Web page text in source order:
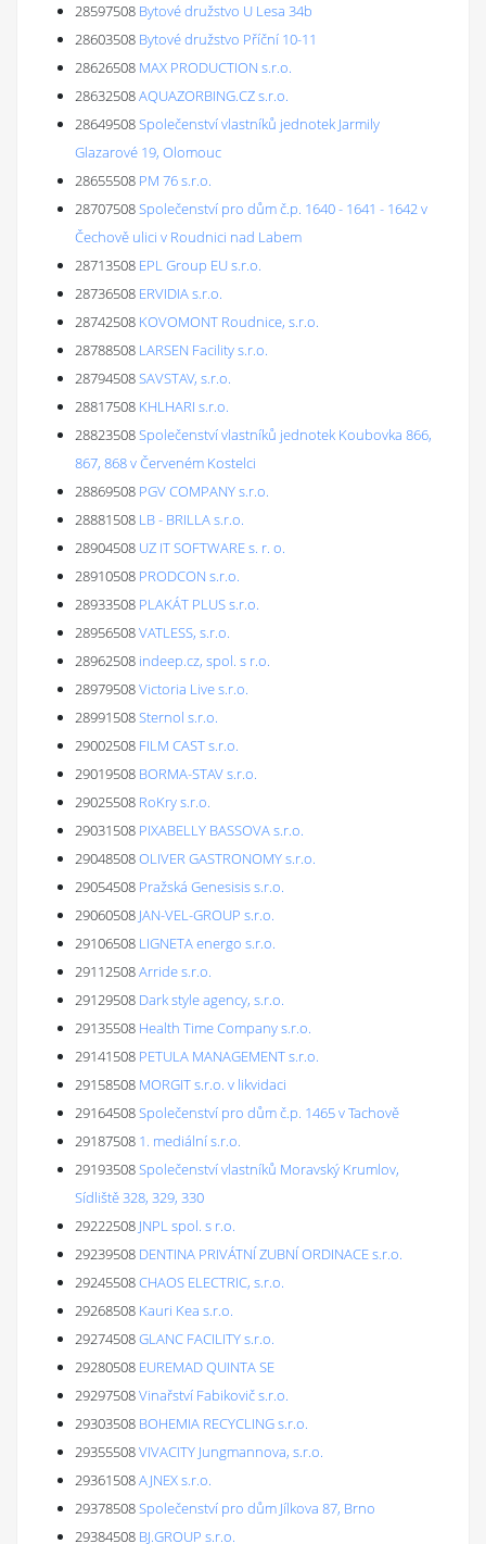
28597508 Bytové družstvo U Lesa 34b
28603508 Bytové družstvo Příční 10-11
28626508 MAX PRODUCTION s.r.o.
28632508AQUAZORBING.CZ s.r.o.
28649508Společenství vlastníků jednotek Jarmily
Glazarové 19, Olomouc
28655508 PM 76 s.r.o.
28707508Společenství pro dům č.p. 1640 - 1641 - 1642 v
Čechově ulici v Roudnici nad Labem
28713508 EPL Group EU s.r.o.
28736508 ERVIDIA s.r.o.
28742508 KOVOMONT Roudnice, s.r.o.
28788508 LARSEN Facility s.r.o.
28794508SAVSTAV, s.r.o.
28817508 KHLHARI s.r.o.
28823508Společenství vlastníků jednotek Koubovka 866,
867, 868 v Červeném Kostelci
28869508 PGV COMPANY s.r.o.
28881508 LB - BRILLA s.r.o.
28904508 UZ IT SOFTWARE s. r. o.
28910508 PRODCON s.r.o.
28933508 PLAKÁT PLUS s.r.o.
28956508VATLESS, s.r.o.
28962508 indeep.cz, spol. s r.o.
28979508Victoria Live s.r.o.
28991508Sternol s.r.o.
29002508 FILM CAST s.r.o.
29019508 BORMA-STAV s.r.o.
29025508 RoKry s.r.o.
29031508 PIXABELLY BASSOVA s.r.o.
29048508OLIVER GASTRONOMY s.r.o.
29054508 Pražská Genesisis s.r.o.
29060508 JAN-VEL-GROUP s.r.o.
29106508 LIGNETA energo s.r.o.
29112508Arride s.r.o.
29129508 Dark style agency, s.r.o.
29135508 Health Time Company s.r.o.
29141508 PETULA MANAGEMENT s.r.o.
29158508 MORGIT s.r.o. v likvidaci
29164508Společenství pro dům č.p. 1465 v Tachově
29187508 1. mediální s.r.o.
29193508Společenství vlastníků Moravský Krumlov,
Sídliště 328, 329, 330
29222508 JNPL spol. s r.o.
29239508 DENTINA PRIVÁTNÍ ZUBNÍ ORDINACE s.r.o.
29245508CHAOS ELECTRIC, s.r.o.
29268508 Kauri Kea s.r.o.
29274508GLANC FACILITY s.r.o.
29280508 EUREMAD QUINTA SE
29297508Vinařství Fabikovič s.r.o.
29303508 BOHEMIA RECYCLING s.r.o.
29355508VIVACITY Jungmannova, s.r.o.
29361508AJNEX s.r.o.
29378508Společenství pro dům Jílkova 87, Brno
29384508 BJ.GROUP s.r.o.